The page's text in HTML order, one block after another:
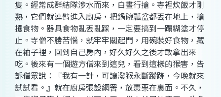
隻。經常成群結隊涉水而來，白晝行搶。寺裡炊飯才剛
熟，它們就連臂進入廚房，把鍋碗瓢盆都丟在地上，搶
攫食物。器具食物亂丟亂踩，一定要搞到一蹋糊塗才停
止。寺僧不勝苦惱，就牢牢關起門，用碗裝好食物，藏
在袖子裡，回到自己房內，好久好久之後才敢拿出來
吃。後來有一個遊方僧來到這兒，看到這樣的猴害，告
訴僧眾說：『我有一計，可讓潑猴永斷蹤跡，今晚就來
試試看。』就在廚房張設網罟，放棗栗在裏面。不久，